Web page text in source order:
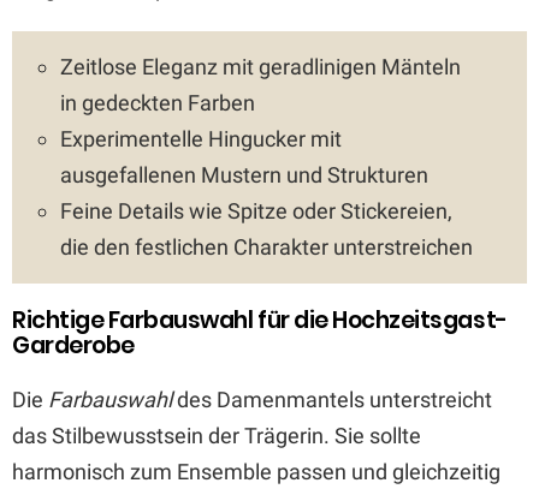
Zeitlose Eleganz mit geradlinigen Mänteln
in gedeckten Farben
Experimentelle Hingucker mit
ausgefallenen Mustern und Strukturen
Feine Details wie Spitze oder Stickereien,
die den festlichen Charakter unterstreichen
Richtige Farbauswahl für die Hochzeitsgast-
Garderobe
Die Farbauswahldes Damenmantels unterstreicht
das Stilbewusstsein der Trägerin. Sie sollte
harmonisch zum Ensemble passen und gleichzeitig